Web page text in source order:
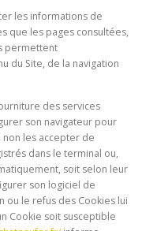
les informations de
que les pages consultées,
permettent
du Site, de la navigation
des services
son navigateur pour
non les accepter de
dans le terminal ou,
soit selon leur
son logiciel de
ou le refus des Cookies lui
Cookie soit susceptible